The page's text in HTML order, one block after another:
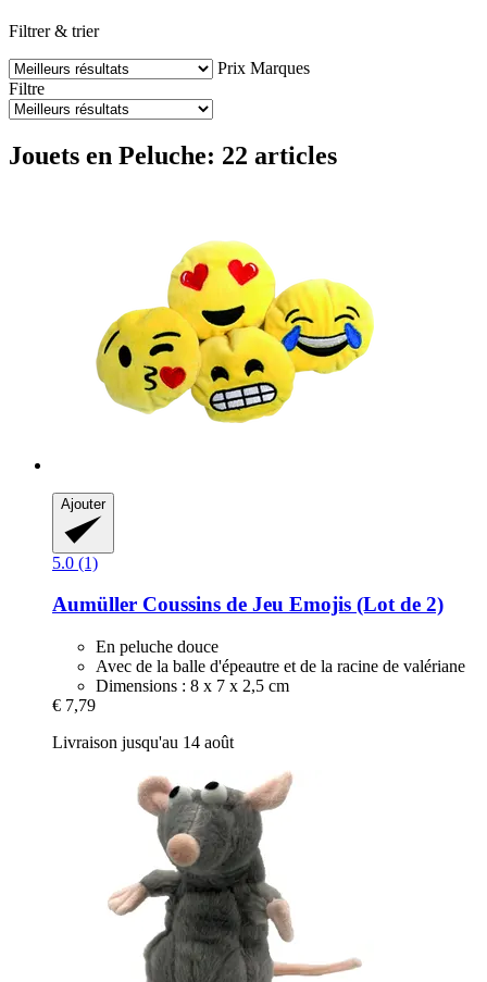
Filtrer & trier
Prix Marques
Filtre
Jouets en Peluche: 22 articles
Ajouter
5.0 (1)
Aumüller Coussins de Jeu Emojis (Lot de 2)
En peluche douce
Avec de la balle d'épeautre et de la racine de valériane
Dimensions : 8 x 7 x 2,5 cm
€ 7,79
Livraison jusqu'au 14 août